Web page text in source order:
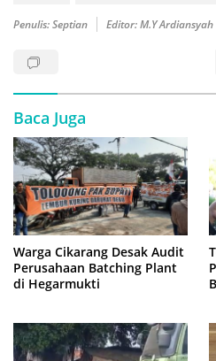
Penulis: Septian Editor: M.Y Ardiansyah
Baca Juga
Warga Cikarang Desak Audit
Perusahaan Batching Plant
di Hegarmukti